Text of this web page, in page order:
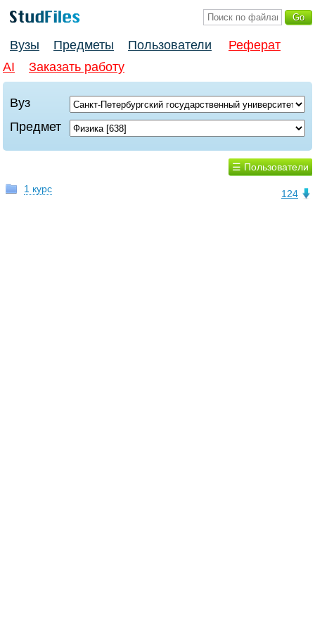
Вузы Предметы Пользователи
Реферат
AI
Заказать работу
Вуз
Предмет
☰ Пользователи
124
1 курс